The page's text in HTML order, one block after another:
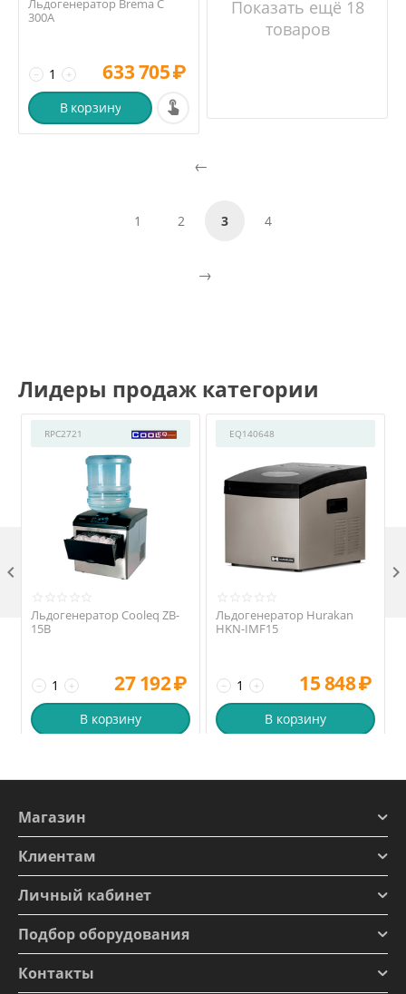
Льдогенератор Brema C
300A
+
− 633 705₽
В корзину
Показать ещё 18
товаров
1 2 3 4
Лидеры продаж категории
RPC2721
Льдогенератор Cooleq ZB-
15B
+
− 27 192₽
В корзину
EQ140648
Льдогенератор Hurakan
HKN-IMF15
+
− 15 848₽
В корзину
 
Магазин
Клиентам
Личный кабинет
Подбор оборудования
Контакты